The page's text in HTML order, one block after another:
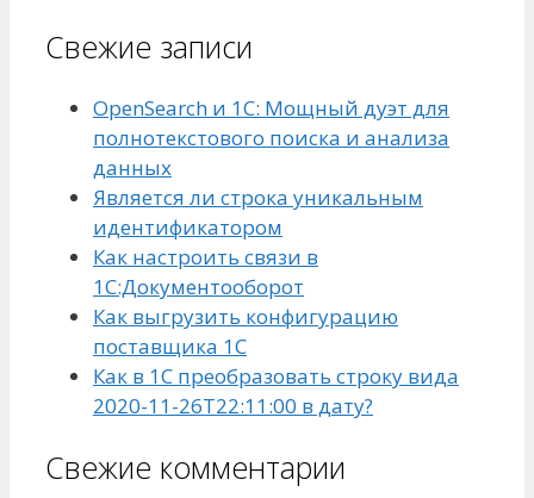
Свежие записи
OpenSearch и 1С: Мощный дуэт для
полнотекстового поиска и анализа
данных
Является ли строка уникальным
идентификатором
Как настроить связи в
1С:Документооборот
Как выгрузить конфигурацию
поставщика 1С
Как в 1С преобразовать строку вида
2020-11-26T22:11:00 в дату?
Свежие комментарии